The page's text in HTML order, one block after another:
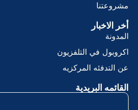
الاخبار
في التلفزيون
التدفئه المركزيه
البريدية